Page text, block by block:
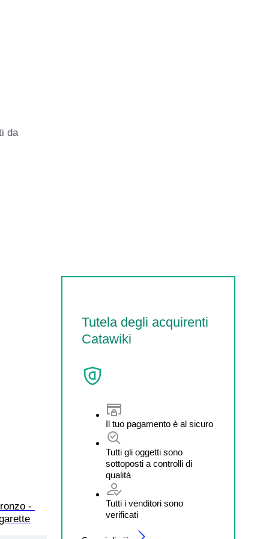
da
Tutela degli acquirenti
Catawiki
Il tuo pagamento è al sicuro
Tutti gli oggetti sono
sottoposti a controlli di
qualità
Tutti i venditori sono
verificati
-